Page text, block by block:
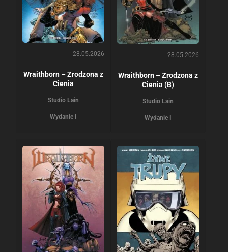
28.05.2026
Wraithborn – Zrodzona z
Cienia
Studio Lain
Wydanie I
28.05.2026
Wraithborn – Zrodzona z
Cienia (B)
Studio Lain
Wydanie I